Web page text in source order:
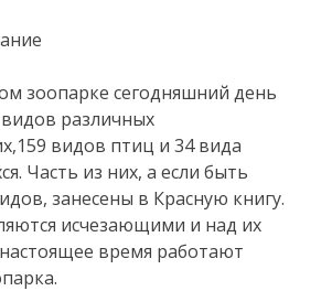
зоопарке сегодняшний день
различных
видов птиц и 34 вида
Часть из них, а если быть
занесены в Красную книгу.
исчезающими и над их
время работают